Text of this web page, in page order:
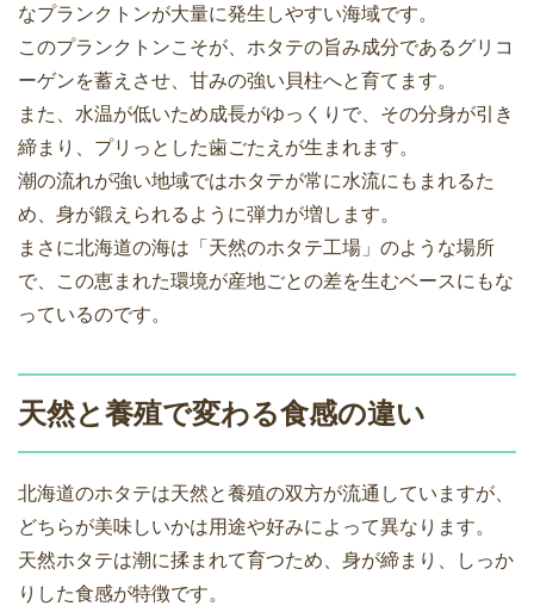
なプランクトンが大量に発生しやすい海域です。
このプランクトンこそが、ホタテの旨み成分であるグリコ
ーゲンを蓄えさせ、甘みの強い貝柱へと育てます。
また、水温が低いため成長がゆっくりで、その分身が引き
締まり、プリっとした歯ごたえが生まれます。
潮の流れが強い地域ではホタテが常に水流にもまれるた
め、身が鍛えられるように弾力が増します。
まさに北海道の海は「天然のホタテ工場」のような場所
で、この恵まれた環境が産地ごとの差を生むベースにもな
っているのです。
天然と養殖で変わる食感の違い
北海道のホタテは天然と養殖の双方が流通していますが、
どちらが美味しいかは用途や好みによって異なります。
天然ホタテは潮に揉まれて育つため、身が締まり、しっか
りした食感が特徴です。